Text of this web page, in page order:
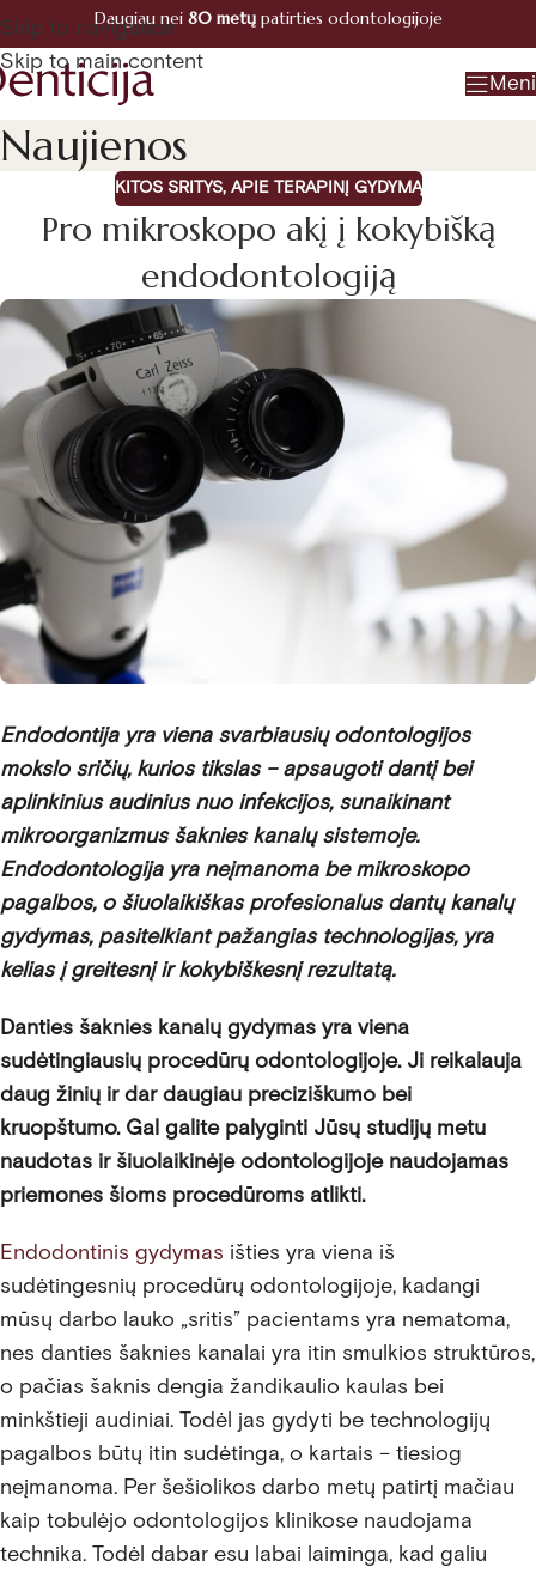
Skip to navigation
Skip to main content
+370 660 07770 Registracija
Daugiau nei 80 metųpatirties odontologijoje
Naujienos
KITOS SRITYS, APIE TERAPINĮ GYDYMĄ
Pro mikroskopo akį į kokybišką
endodontologiją
Endodontija yra viena svarbiausių odontologijos
mokslo sričių, kurios tikslas – apsaugoti dantį bei
aplinkinius audinius nuo infekcijos, sunaikinant
mikroorganizmus šaknies kanalų sistemoje.
Endodontologija yra neįmanoma be mikroskopo
pagalbos, o šiuolaikiškas profesionalus dantų kanalų
gydymas, pasitelkiant pažangias technologijas, yra
kelias į greitesnį ir kokybiškesnį rezultatą.
Danties šaknies kanalų gydymas yra viena
sudėtingiausių procedūrų odontologijoje. Ji reikalauja
daug žinių ir dar daugiau preciziškumo bei
kruopštumo. Gal galite palyginti Jūsų studijų metu
naudotas ir šiuolaikinėje odontologijoje naudojamas
priemones šioms procedūroms atlikti.
Endodontinis gydymas išties yra viena iš
sudėtingesnių procedūrų odontologijoje, kadangi
mūsų darbo lauko „sritis” pacientams yra nematoma,
nes danties šaknies kanalai yra itin smulkios struktūros,
o pačias šaknis dengia žandikaulio kaulas bei
minkštieji audiniai. Todėl jas gydyti be technologijų
pagalbos būtų itin sudėtinga, o kartais – tiesiog
neįmanoma. Per šešiolikos darbo metų patirtį mačiau
kaip tobulėjo odontologijos klinikose naudojama
technika. Todėl dabar esu labai laiminga, kad galiu